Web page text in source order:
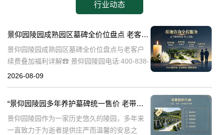
行业动态
景仰园陵园成熟园区墓碑全价位盘点 老客户续费叠加福利详解
景仰园陵园成熟园区墓碑全价位盘点与老客户
续费叠加福利详解☎ 景仰园陵园电话:400-838-
5063在人生的旅途中，每个人都会面临生老病
2026-08-09
“景仰园陵园多年养护墓碑统一售价 老带新双方共享优惠 详解与福利”
景仰园陵园作为一家历史悠久的陵园，多年来
一直致力于为逝者提供庄严而温馨的安息之